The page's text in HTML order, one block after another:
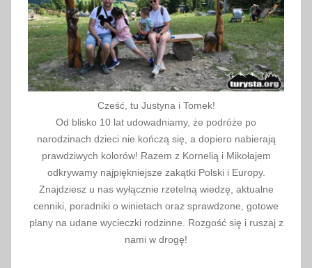
9
Cześć, tu Justyna i Tomek!
Od blisko 10 lat udowadniamy, że podróże po
narodzinach dzieci nie kończą się, a dopiero nabierają
prawdziwych kolorów! Razem z Kornelią i Mikołajem
odkrywamy najpiękniejsze zakątki Polski i Europy.
Znajdziesz u nas wyłącznie rzetelną wiedzę, aktualne
cenniki, poradniki o winietach oraz sprawdzone, gotowe
plany na udane wycieczki rodzinne. Rozgość się i ruszaj z
nami w drogę!